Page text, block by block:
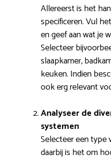
Allereerst is het
specificeren. Vul
en geef aan wat je
Selecteer
slaapkamer,
keuken. Indien
ook erg relevant
Analyseer de
systemen
Selecteer een type
daarbij is het om